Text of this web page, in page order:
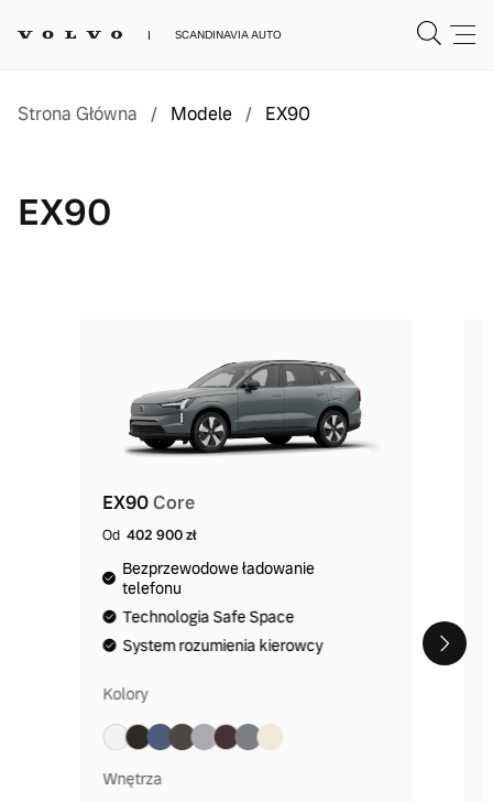
SCANDINAVIA AUTO
Strona Główna / Modele / EX90
EX90
EX90Core
Od402 900 zł
Bezprzewodowe ładowanie
telefonu
Technologia Safe Space
System rozumienia kierowcy
Kolory
Wnętrza